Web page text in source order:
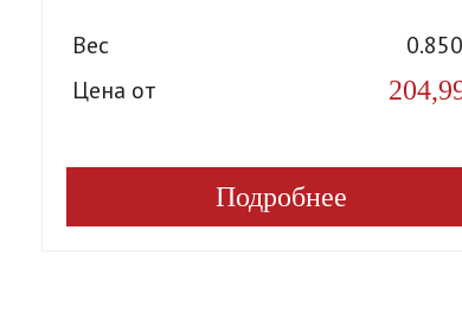
Вес
Цена от
Подробнее